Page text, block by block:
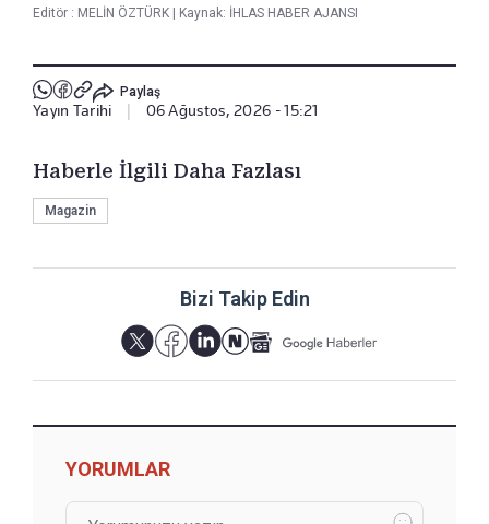
Editör : MELİN ÖZTÜRK Kaynak: İHLAS HABER AJANSI
Paylaş
Yayın Tarihi 06 Ağustos, 2026 - 15:21
Haberle İlgili Daha Fazlası
Magazin
Bizi Takip Edin
YORUMLAR